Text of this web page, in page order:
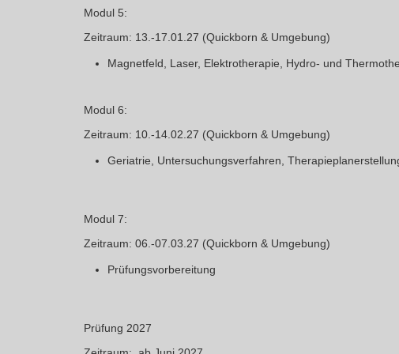
Modul 5:
Zeitraum: 13.-17.01.27 (Quickborn & Umgebung)
Magnetfeld, Laser, Elektrotherapie, Hydro- und
Modul 6:
Zeitraum: 10.-14.02.27 (Quickborn & Umgebung)
Geriatrie, Untersuchungsverfahren,
Modul 7:
Zeitraum: 06.-07.03.27 (Quickborn & Umgebung)
Prüfungsvorbereitung
Prüfung 2027